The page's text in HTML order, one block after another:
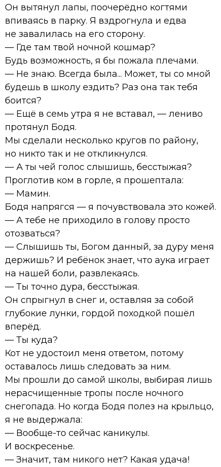
Он вытянул лапы, поочерёдно когтями
впиваясь в парку. Я вздрогнула и едва
не завалилась на его сторону.
— Где там твой ночной кошмар?
Будь возможность, я бы пожала плечами.
— Не знаю. Всегда была... Может, ты со мной
будешь в школу ездить? Раз она так тебя
боится?
— Ещё в семь утра я не вставал, — лениво
протянул Бодя.
Мы сделали несколько кругов по району,
но никто так и не откликнулся.
— А ты чей голос слышишь, бесстыжая?
Проглотив ком в горле, я прошептала:
— Мамин.
Бодя напрягся — я почувствовала это кожей.
— А тебе не приходило в голову просто
отозваться?
— Слышишь ты, Богом данный, за дуру меня
держишь? И ребёнок знает, что аука играет
на нашей боли, развлекаясь.
— Ты точно дура, бесстыжая.
Он спрыгнул в снег и, оставляя за собой
глубокие лунки, гордой походкой пошёл
вперёд.
— Ты куда?
Кот не удостоил меня ответом, потому
оставалось лишь следовать за ним.
Мы прошли до самой школы, выбирая лишь
нерасчищенные тропы после ночного
снегопада. Но когда Бодя полез на крыльцо,
я не выдержала:
— Вообще-то сейчас каникулы.
И воскресенье.
— Значит, там никого нет? Какая удача!